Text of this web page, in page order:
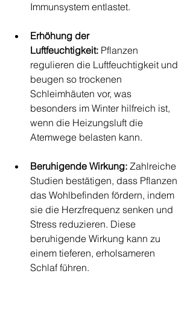
Immunsystem entlastet.
Erhöhung der
Luftfeuchtigkeit: Pflanzen
regulieren die Luftfeuchtigkeit und
beugen so trockenen
Schleimhäuten vor, was
besonders im Winter hilfreich ist,
wenn die Heizungsluft die
Atemwege belasten kann.
Beruhigende Wirkung: Zahlreiche
Studien bestätigen, dass Pflanzen
das Wohlbefinden fördern, indem
sie die Herzfrequenz senken und
Stress reduzieren. Diese
beruhigende Wirkung kann zu
einem tieferen, erholsameren
Schlaf führen.